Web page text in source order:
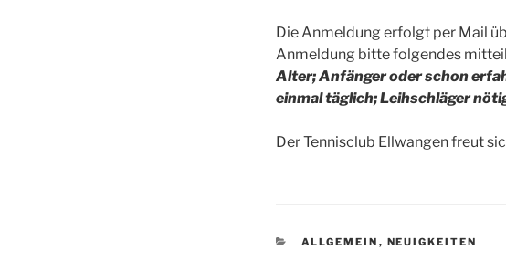
Die Anmeldung erfolgt per Mail
Anmeldung bitte folgendes
Alter; Anfänger oder schon
einmal täglich; Leihschläger
Der Tennisclub Ellwangen freut
KATEGORIEN
ALLGEMEIN , NEUIGKEITEN